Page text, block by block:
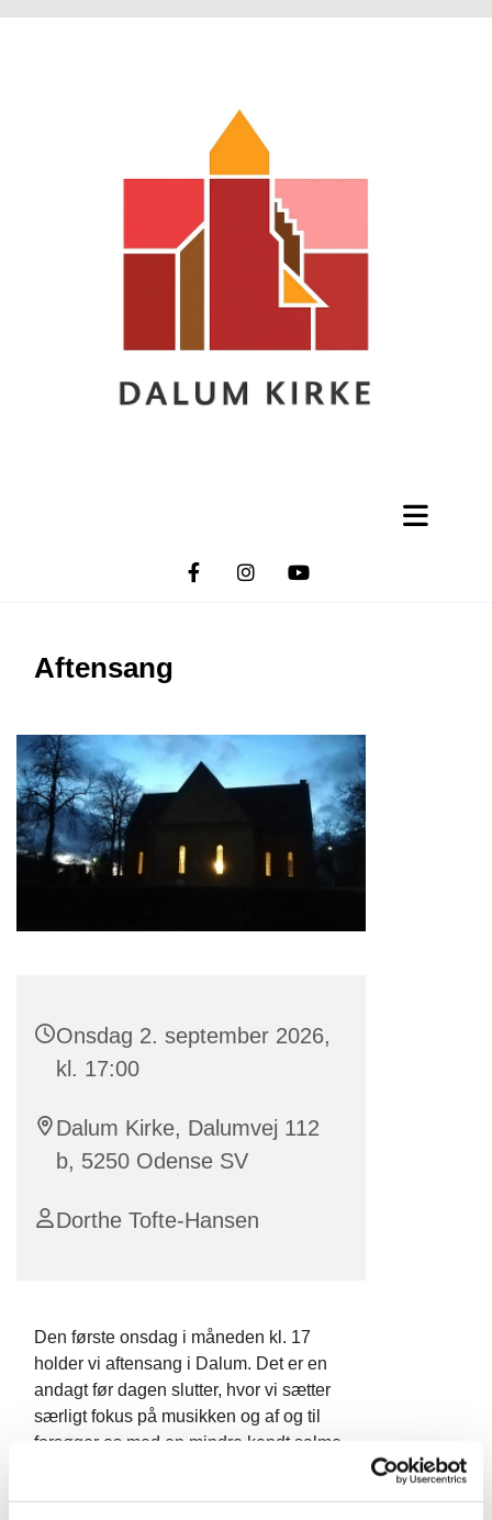
Aftensang
Onsdag 2. september 2026,
kl. 17:00
Dalum Kirke, Dalumvej 112
b, 5250 Odense SV
Dorthe Tofte-Hansen
Den første onsdag i måneden kl. 17
holder vi aftensang i Dalum. Det er en
andagt før dagen slutter, hvor vi sætter
særligt fokus på musikken og af og til
forsøger os med en mindre kendt salme.